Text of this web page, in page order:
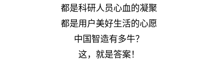
都是科研人员心血的凝聚
都是用户美好生活的心愿
中国智造有多牛？
这，就是答案！